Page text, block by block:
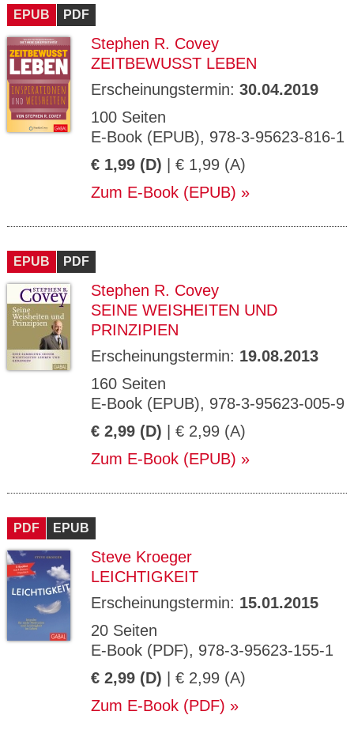
EPUB PDF
Stephen R. Covey
ZEITBEWUSST LEBEN
Erscheinungstermin: 30.04.2019
100 Seiten
E-Book (EPUB), 978-3-95623-816-1
€ 1,99 (D) | € 1,99 (A)
Zum E-Book (EPUB)
EPUB PDF
Stephen R. Covey
SEINE WEISHEITEN UND
PRINZIPIEN
Erscheinungstermin: 19.08.2013
160 Seiten
E-Book (EPUB), 978-3-95623-005-9
€ 2,99 (D) | € 2,99 (A)
Zum E-Book (EPUB)
PDF EPUB
Steve Kroeger
LEICHTIGKEIT
Erscheinungstermin: 15.01.2015
20 Seiten
E-Book (PDF), 978-3-95623-155-1
€ 2,99 (D) | € 2,99 (A)
Zum E-Book (PDF)